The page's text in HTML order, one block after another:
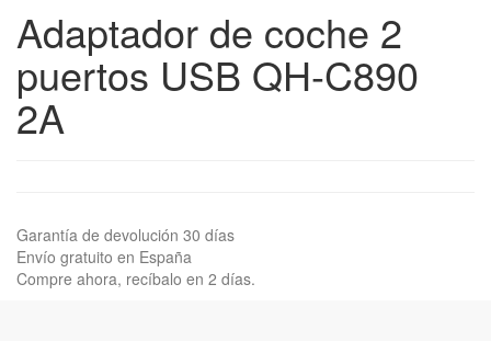
Adaptador de coche 2
puertos USB QH-C890
2A
Garantía de devolución 30 días
Envío gratuito en España
Compre ahora, recíbalo en 2 días.